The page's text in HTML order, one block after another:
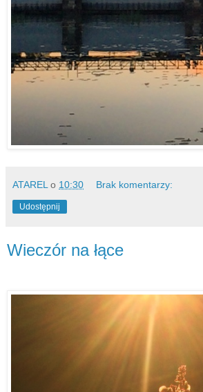
ATAREL o 10:30 Brak komentarzy:
Udostępnij
Wieczór na łące